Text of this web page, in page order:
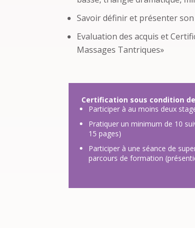
Savoir définir et présenter son
Evaluation des acquis et
Massages Tantriques»
Certification sous condition
Participer à au moins deux
Pratiquer un minimum de 10
15 pages)
Participer à une séance de
parcours de formation